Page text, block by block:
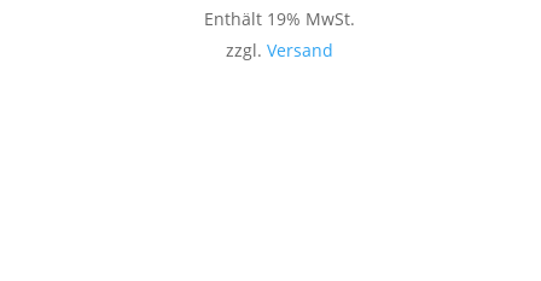
Enthält 19% MwSt.
zzgl. Versand